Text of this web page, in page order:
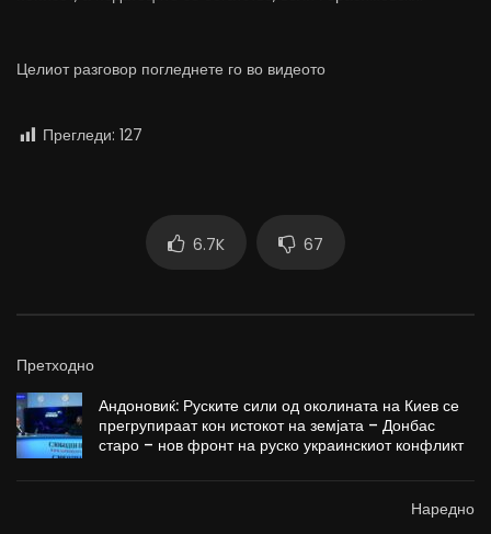
Целиот разговор погледнете го во видеото
Прегледи: 127
6.7K 67
Претходно
Андоновиќ: Руските сили од околината на Киев се
прегрупираат кон истокот на земјата – Донбас
старо – нов фронт на руско украинскиот конфликт
Наредно